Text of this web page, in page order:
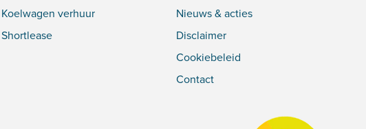
Koelwagen verhuur
Shortlease
Nieuws & acties
Disclaimer
Cookiebeleid
Contact